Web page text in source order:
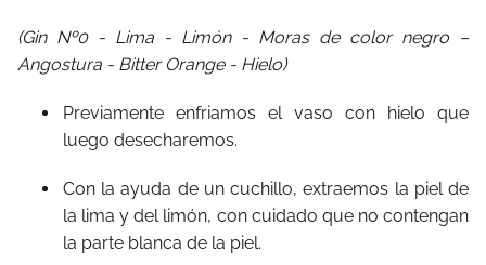
(Gin Nº0 - Lima - Limón - Moras de color negro –
Angostura - Bitter Orange - Hielo)
Previamente enfriamos el vaso con hielo que
luego desecharemos.
Con la ayuda de un cuchillo, extraemos la piel de
la lima y del limón, con cuidado que no contengan
la parte blanca de la piel.